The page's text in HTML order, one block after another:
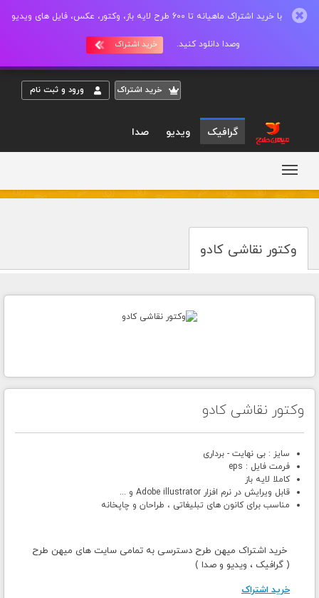
با خرید اشتراک ماهیانه تا 600 طرح لایه باز، وکتور، عکس، فایل های ویدیو
وصدا دانلود کنید. خرید اشتراک
خريد اشتراک ورود و ثبت نام
گرافیک ویدیو صدا
وکتور نقاشی کادو
وکتور نقاشی کادو
سایز : بی نهایت - برداری
فرمت فایل : eps
کاملا لایه باز
قابل ویرایش در نرم افزار Adobe illustrator و ...
مناسب برای کانون های تبلیغاتی ، طراحان و چاپخانه
خرید اشتراک میهن طرح دسترسی به تمامی سایت های میهن طرح
( گرافیک ، ویدیو و صدا )
خرید اشتراک